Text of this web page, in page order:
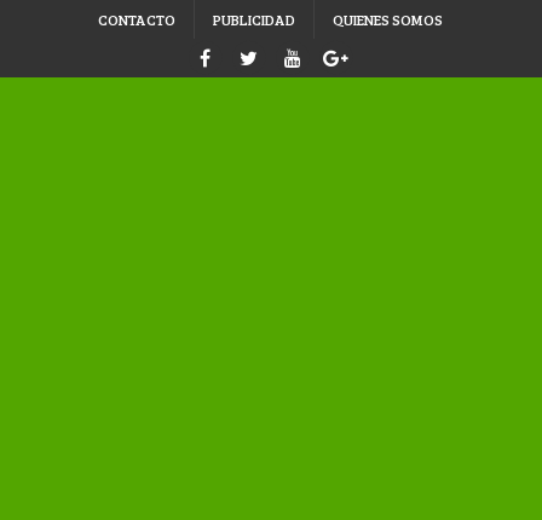
CONTACTO PUBLICIDAD QUIENES SOMOS